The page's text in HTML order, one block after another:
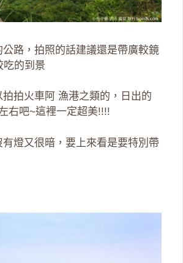
路，拍照的話建議還是帶廣較鏡
吃的到景
拍火車阿 漁港之類的，日出的
右吧~這裡一定超美!!!!
有燈又很暗，要上來看是要特別帶